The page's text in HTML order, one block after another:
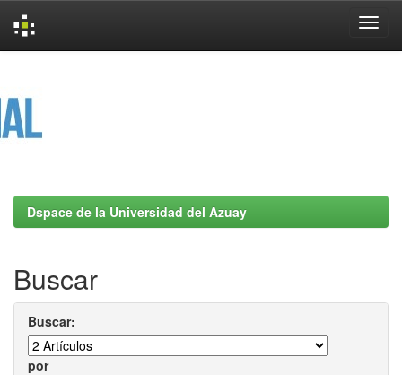
Dspace de la Universidad del Azuay
Buscar
Buscar:
por